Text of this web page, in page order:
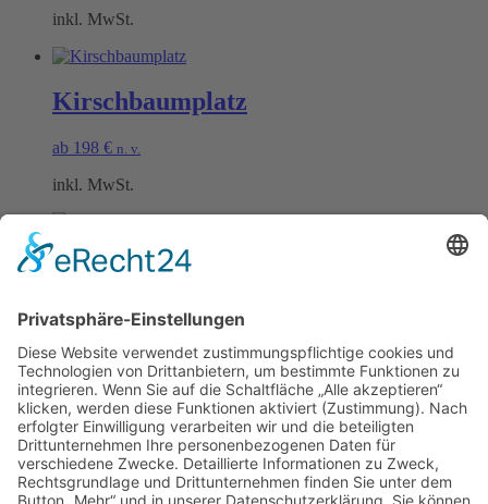
inkl. MwSt.
Kirschbaumplatz
ab 198 € n. v.
inkl. MwSt.
Rieslingplatz
ab198€ n. v.
inkl. MwSt.
Öffnungszeiten Büro und Hofladen:
Hofladen:
Montag bis Sonntag von 09:00 – 11:30 Uhr und 14:00 – 18:00 Uhr
Telefonisch erreichen Sie uns: